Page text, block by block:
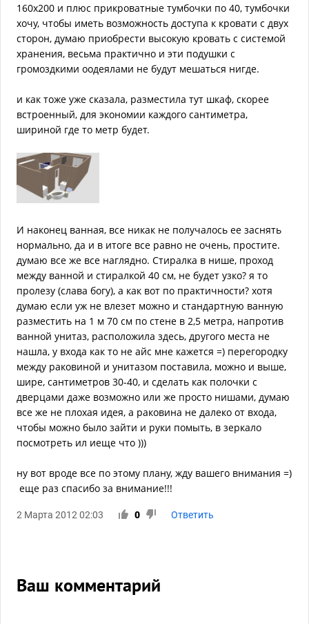
160х200 и плюс прикроватные тумбочки по 40, тумбочки
хочу, чтобы иметь возможность доступа к кровати с двух
сторон, думаю приобрести высокую кровать с системой
хранения, весьма практично и эти подушки с
громоздкими оодеялами не будут мешаться нигде.
и как тоже уже сказала, разместила тут шкаф, скорее
встроенный, для экономии каждого сантиметра,
шириной где то метр будет.
И наконец ванная, все никак не получалось ее заснять
нормально, да и в итоге все равно не очень, простите.
думаю все же все наглядно. Стиралка в нише, проход
между ванной и стиралкой 40 см, не будет узко? я то
пролезу (слава богу), а как вот по практичности? хотя
думаю если уж не влезет можно и стандартную ванную
разместить на 1 м 70 см по стене в 2,5 метра, напротив
ванной унитаз, расположила здесь, другого места не
нашла, у входа как то не айс мне кажется =) перегородку
между раковиной и унитазом поставила, можно и выше,
шире, сантиметров 30-40, и сделать как полочки с
дверцами даже возможно или же просто нишами, думаю
все же не плохая идея, а раковина не далеко от входа,
чтобы можно было зайти и руки помыть, в зеркало
посмотреть ил иеще что )))
ну вот вроде все по этому плану, жду вашего внимания =)
еще раз спасибо за внимание!!!
2 Марта 2012 02:03 0 Ответить
Ваш комментарий